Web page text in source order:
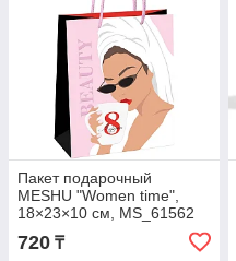
Пакет подарочный
MESHU "Women time",
18×23×10 см, MS_61562
720 ₸